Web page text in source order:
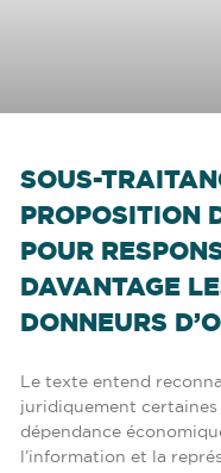
SOUS-
PROPOSITION
POUR
DAVANTAGE
DONNEURS
Le texte entend
juridiquement
dépendance
l’information et la